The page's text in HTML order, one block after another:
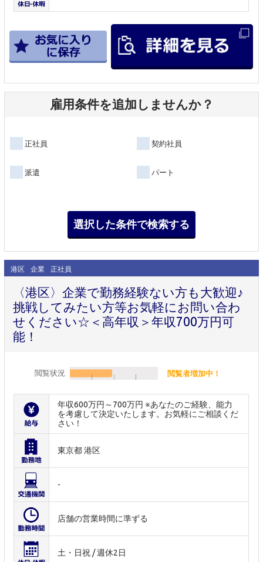
雇用条件を追加しませんか？
正社員 契約社員
派遣 パート
港区 企業 正社員
〈港区〉企業で勤務経験ない方も大歓迎♪
挑戦してみたい方等お気軽にお問い合わ
せください☆＜高年収＞年収700万円可
能！
閲覧状況 閲覧者増加中！
年収600万円～700万円 ※あなたのご経験、能力
を考慮して決定いたします。お気軽にご相談くだ
さい！
東京都 港区
-
店舗の営業時間に準ずる
土・日祝 / 週休2日